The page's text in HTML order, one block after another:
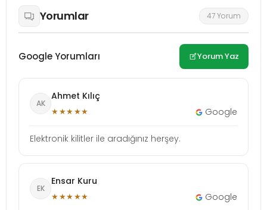
Yorumlar 47 Yorum
Google Yorumları Yorum Yaz
AK
Ahmet Kılıç
★★★★★ Google
Elektronik kilitler ile aradığınız herşey.
EK
Ensar Kuru
★★★★★ Google